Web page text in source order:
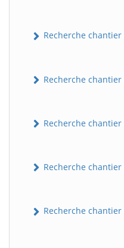
Recherche chantier
Recherche
Recherche
Recherche
Recherche